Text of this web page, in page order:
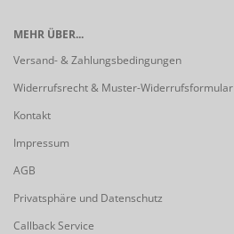
MEHR ÜBER...
Versand- & Zahlungsbedingungen
Widerrufsrecht & Muster-Widerrufsformular
Kontakt
Impressum
AGB
Privatsphäre und Datenschutz
Callback Service